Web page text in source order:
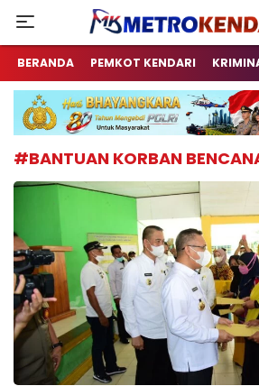
metrokendari
Berita Terkini Sulawesi
BERANDA PEMKOT KENDARI
#BANTUAN KORBAN